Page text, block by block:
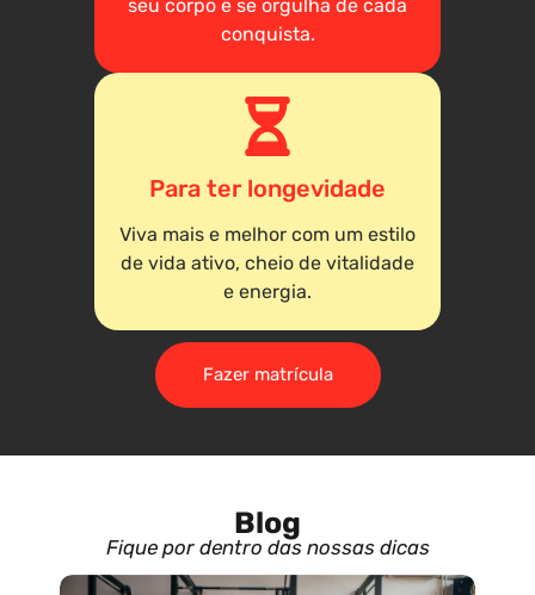
seu corpo e se orgulha de cada
conquista.
Para ter longevidade
Viva mais e melhor com um estilo
de vida ativo, cheio de vitalidade
e energia.
Fazer matrícula
Blog
Fique por dentro das nossas dicas